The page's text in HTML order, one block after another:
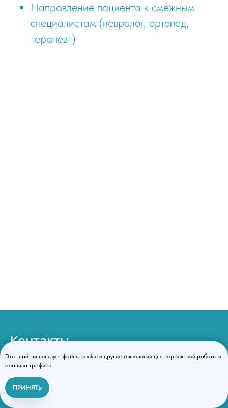
Направление пациента к смежным
специалистам (невролог, ортопед,
терапевт)
Этот сайт использует файлы cookie и другие технологии для корректной работы и
анализа трафика.
ПРИНЯТЬ
Контакты
8 (499) 495 16 54
info@gormedkonsalting.ru
г.Москва,